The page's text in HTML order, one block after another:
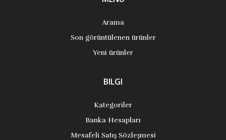
Arama
Son görüntülenen ürünler
Yeni ürünler
BILGI
Kategoriler
Banka Hesapları
Mesafeli Satış Sözleşmesi